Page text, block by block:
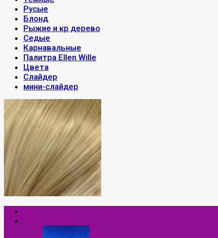
Русые
Блонд
Рыжие и кр дерево
Седые
Карнавальные
Палитра Ellen Wille
Цвета
Слайдер
мини-слайдер